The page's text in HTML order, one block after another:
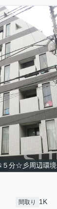
５分☆彡周辺環境
間取り 1K